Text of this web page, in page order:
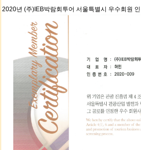
2020년 (주)IEB박람회투어 서울특별시 우수회원